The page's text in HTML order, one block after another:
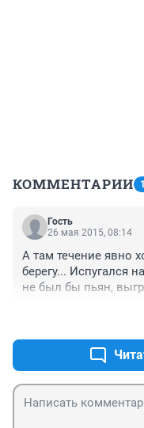
КОММЕНТАРИИ 1
Гость
26 мая 2015, 08:14
А там течение явно
берегу... Испугался
не был бы пьян,